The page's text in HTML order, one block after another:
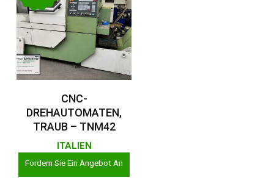
Weiterlesen
CNC-
DREHAUTOMATEN,
TRAUB – TNM42
ITALIEN
Fordern Sie Ein Angebot An